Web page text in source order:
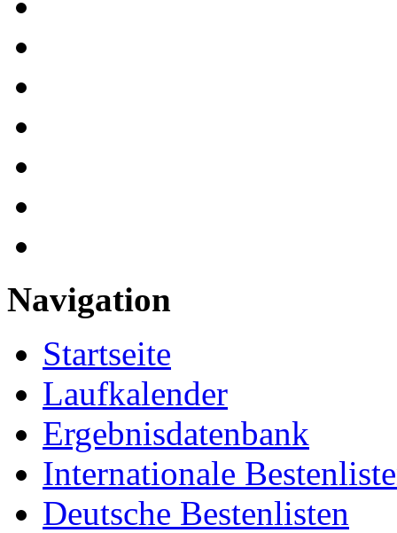
Navigation
Startseite
Laufkalender
Ergebnisdatenbank
Internationale
Deutsche Bestenlisten